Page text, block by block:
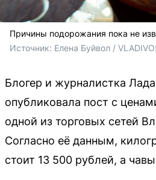
Причины подорожания пока не
Источник: Елена Буйвол /
Блогер и журналистка
опубликовала пост с
одной из торговых сетей
Согласно её данным,
стоит 13 500 рублей, а